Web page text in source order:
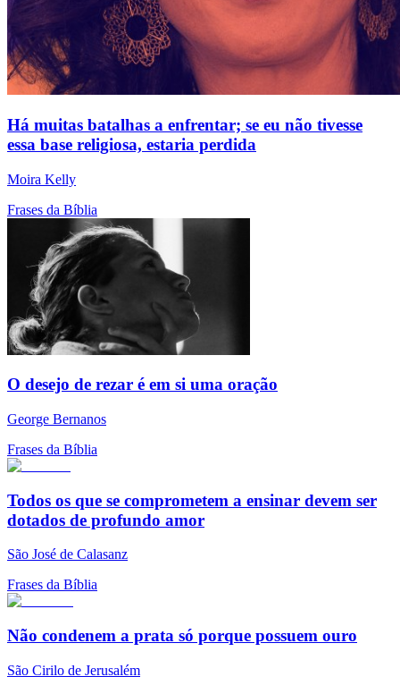
Há muitas batalhas a enfrentar; se eu não tivesse
essa base religiosa, estaria perdida
Moira Kelly
Frases da Bíblia
O desejo de rezar é em si uma oração
George Bernanos
Frases da Bíblia
Todos os que se comprometem a ensinar devem ser
dotados de profundo amor
São José de Calasanz
Frases da Bíblia
Não condenem a prata só porque possuem ouro
São Cirilo de Jerusalém